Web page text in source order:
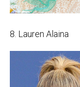
8. Lauren Alaina